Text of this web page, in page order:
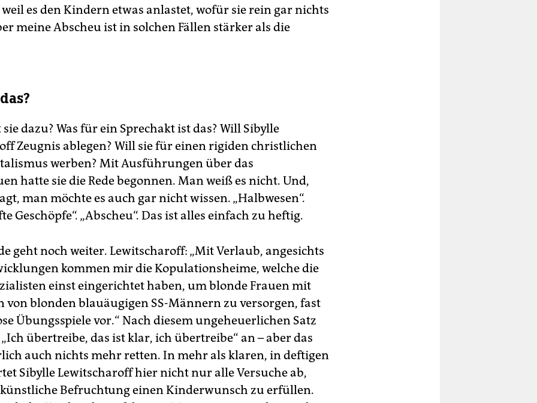
es den Kindern etwas anlastet, wofür sie rein gar nichts
meine Abscheu ist in solchen Fällen stärker als die
dazu? Was für ein Sprechakt ist das? Will Sibylle
Zeugnis ablegen? Will sie für einen rigiden christlichen
werben? Mit Ausführungen über das
hatte sie die Rede begonnen. Man weiß es nicht. Und,
man möchte es auch gar nicht wissen. „Halbwesen“.
Geschöpfe“. „Abscheu“. Das ist alles einfach zu heftig.
geht noch weiter. Lewitscharoff: „Mit Verlaub, angesichts
kommen mir die Kopulationsheime, welche die
einst eingerichtet haben, um blonde Frauen mit
von blonden blauäugigen SS-Männern zu versorgen, fast
Übungsspiele vor.“ Nach diesem ungeheuerlichen Satz
übertreibe, das ist klar, ich übertreibe“ an – aber das
auch nichts mehr retten. In mehr als klaren, in deftigen
Sibylle Lewitscharoff hier nicht nur alle Versuche ab,
Befruchtung einen Kinderwunsch zu erfüllen.